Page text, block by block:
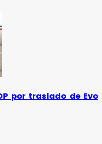
por traslado de Evo